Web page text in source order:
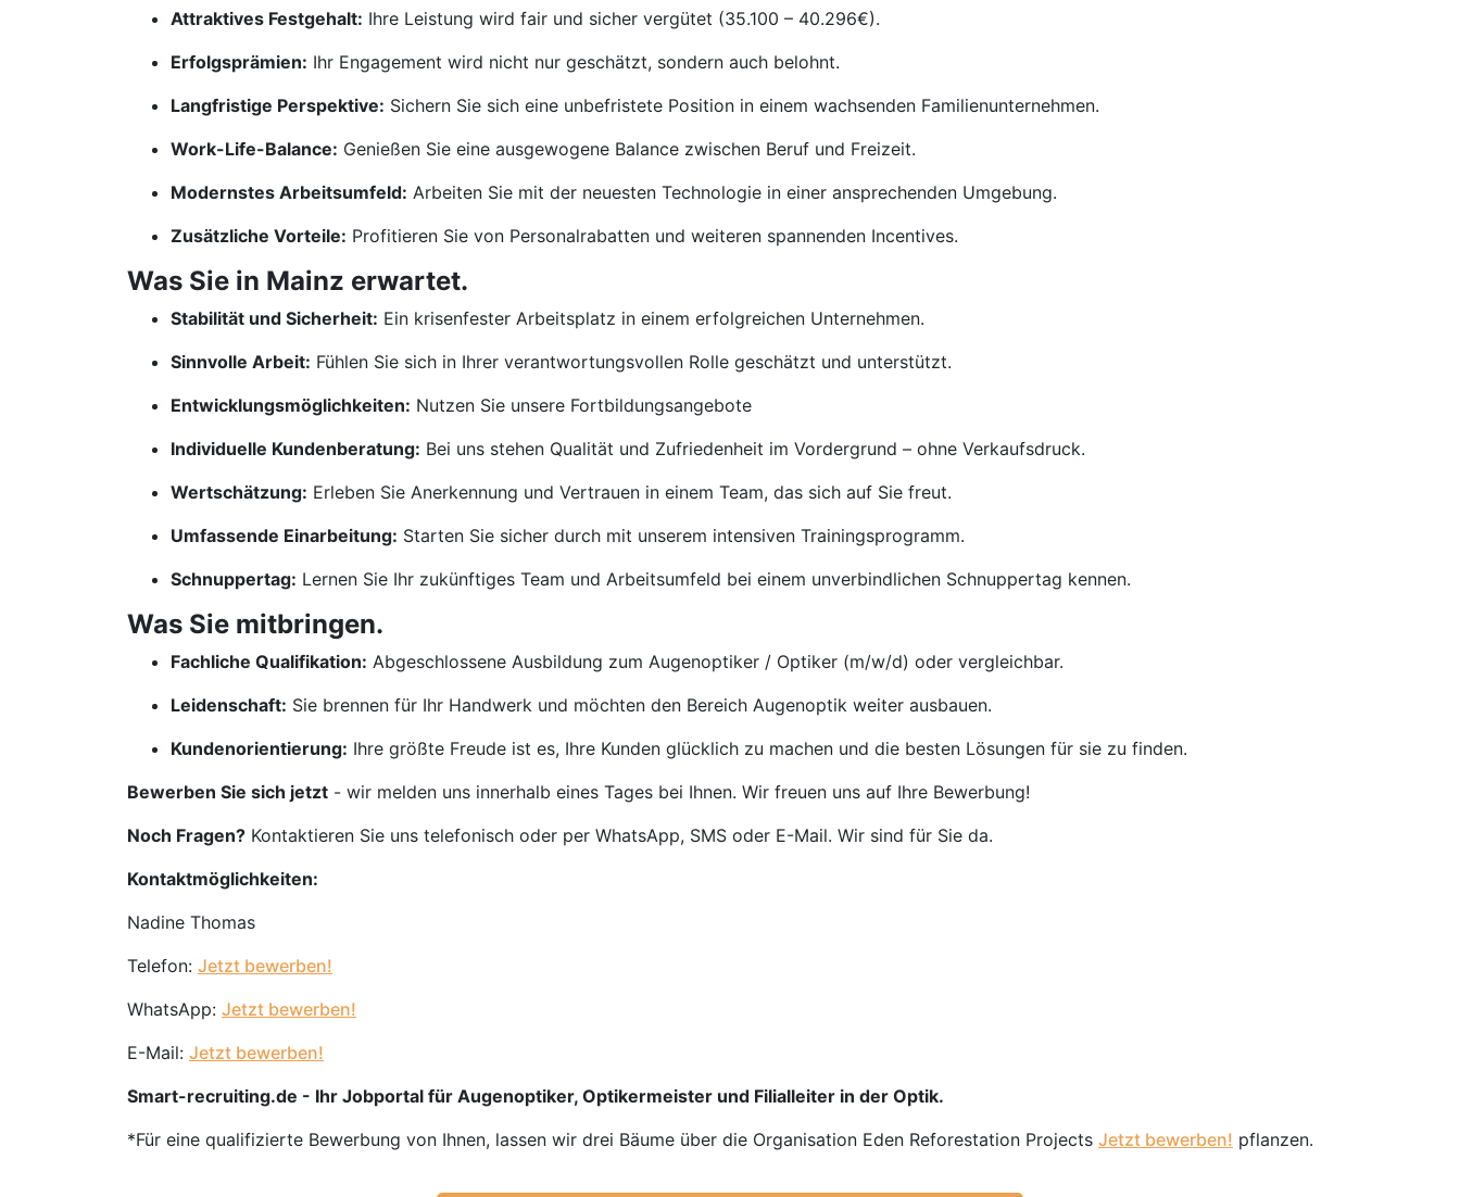
Attraktives Festgehalt: Ihre Leistung wird fair und sicher vergütet (35.100 – 40.296€).
Erfolgsprämien: Ihr Engagement wird nicht nur geschätzt, sondern auch belohnt.
Langfristige Perspektive: Sichern Sie sich eine unbefristete Position in einem wachsenden Familienunternehmen.
Work-Life-Balance: Genießen Sie eine ausgewogene Balance zwischen Beruf und Freizeit.
Modernstes Arbeitsumfeld: Arbeiten Sie mit der neuesten Technologie in einer ansprechenden Umgebung.
Zusätzliche Vorteile: Profitieren Sie von Personalrabatten und weiteren spannenden Incentives.
Was Sie in Mainz erwartet.
Stabilität und Sicherheit: Ein krisenfester Arbeitsplatz in einem erfolgreichen Unternehmen.
Sinnvolle Arbeit: Fühlen Sie sich in Ihrer verantwortungsvollen Rolle geschätzt und unterstützt.
Entwicklungsmöglichkeiten: Nutzen Sie unsere Fortbildungsangebote
Individuelle Kundenberatung: Bei uns stehen Qualität und Zufriedenheit im Vordergrund – ohne Verkaufsdruck.
Wertschätzung: Erleben Sie Anerkennung und Vertrauen in einem Team, das sich auf Sie freut.
Umfassende Einarbeitung: Starten Sie sicher durch mit unserem intensiven Trainingsprogramm.
Schnuppertag: Lernen Sie Ihr zukünftiges Team und Arbeitsumfeld bei einem unverbindlichen Schnuppertag kennen.
Was Sie mitbringen.
Fachliche Qualifikation: Abgeschlossene Ausbildung zum Augenoptiker / Optiker (m/w/d) oder vergleichbar.
Leidenschaft: Sie brennen für Ihr Handwerk und möchten den Bereich Augenoptik weiter ausbauen.
Kundenorientierung: Ihre größte Freude ist es, Ihre Kunden glücklich zu machen und die besten Lösungen für sie zu finden.
Bewerben Sie sich jetzt - wir melden uns innerhalb eines Tages bei Ihnen. Wir freuen uns auf Ihre Bewerbung!
Noch Fragen? Kontaktieren Sie uns telefonisch oder per WhatsApp, SMS oder E-Mail. Wir sind für Sie da.
Kontaktmöglichkeiten:
Nadine Thomas
Telefon: Jetzt bewerben!
WhatsApp: Jetzt bewerben!
E-Mail: Jetzt bewerben!
Smart-recruiting.de - Ihr Jobportal für Augenoptiker, Optikermeister und Filialleiter in der Optik.
*Für eine qualifizierte Bewerbung von Ihnen, lassen wir drei Bäume über die Organisation Eden Reforestation Projects Jetzt bewerben! pflanzen.